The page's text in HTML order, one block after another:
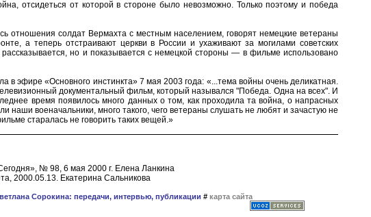
отсидеться от которой в стороне было невозможно. Только поэтому и победа
отношения солдат Вермахта с местным населением, говорят немецкие ветераны
а теперь отстраивают церкви в России и ухаживают за могилами советских
но и показывается с немецкой стороны — в фильме использовано
в эфире «Основного инстинкта» 7 мая 2003 года: «...тема войны очень деликатная.
документальный фильм, который назывался "Победа. Одна на всех". И
время появилось много данных о том, как проходила та война, о напрасных
наши военачальники, много такого, чего ветераны слушать не любят и зачастую не
старалась не говорить таких вещей.»
№ 98, 6 мая 2000 г. Елена Ланкина
2000.05.13. Екатерина Сальникова
Сорокина: передачи, интервью, публикации # карта сайта